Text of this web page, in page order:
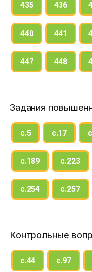
435 436
440 441
447 448
Задания
с.5 с.17
с.189 с.223
с.254 с.257
Контрольные
с.44 с.97